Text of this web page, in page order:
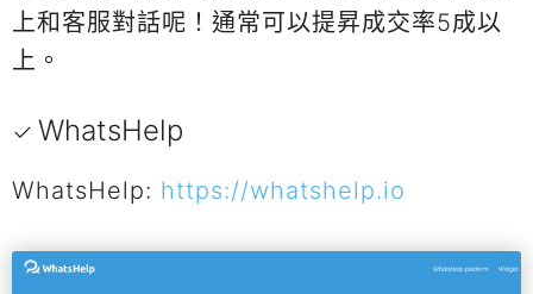
上和客服對話呢！通常可以提昇成交率5成以
上。
WhatsHelp
WhatsHelp: https://whatshelp.io